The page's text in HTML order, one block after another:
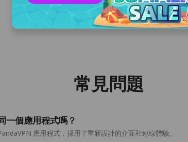
點擊「免費下載」以下載適用於 macOS 的
PandaVPN 並安裝到你的電腦上。
常見問題
個應用程式嗎？
應用程式，採用了重新設計的介面和連線體驗。